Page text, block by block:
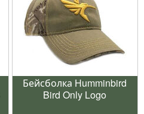
Бейсболка Humminbird
Bird Only Logo